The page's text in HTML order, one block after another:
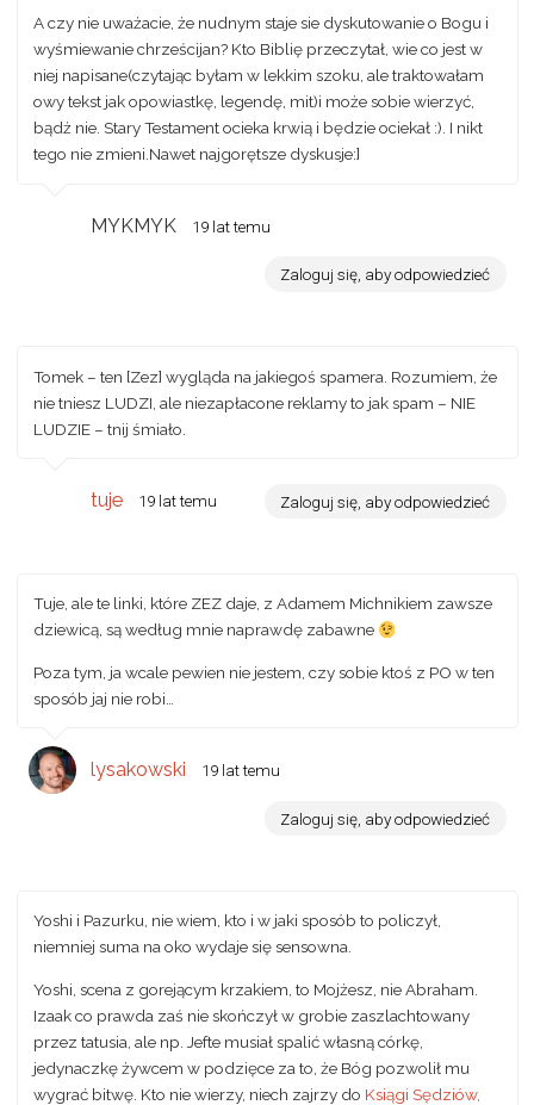
A czy nie uważacie, że nudnym staje sie dyskutowanie o Bogu i
wyśmiewanie chrześcijan? Kto Biblię przeczytał, wie co jest w
niej napisane(czytając byłam w lekkim szoku, ale traktowałam
owy tekst jak opowiastkę, legendę, mit)i może sobie wierzyć,
bądż nie. Stary Testament ocieka krwią i będzie ociekał :). I nikt
tego nie zmieni.Nawet najgorętsze dyskusje:]
MYKMYK 19 lat temu
Zaloguj się, aby odpowiedzieć
Tomek – ten [Zez] wygląda na jakiegoś spamera. Rozumiem, że
nie tniesz LUDZI, ale niezapłacone reklamy to jak spam – NIE
LUDZIE – tnij śmiało.
tuje 19 lat temu Zaloguj się, aby odpowiedzieć
Tuje, ale te linki, które ZEZ daje, z Adamem Michnikiem zawsze
dziewicą, są według mnie naprawdę zabawne
Poza tym, ja wcale pewien nie jestem, czy sobie ktoś z PO w ten
sposób jaj nie robi…
lysakowski 19 lat temu
Zaloguj się, aby odpowiedzieć
Yoshi i Pazurku, nie wiem, kto i w jaki sposób to policzył,
niemniej suma na oko wydaje się sensowna.
Yoshi, scena z gorejącym krzakiem, to Mojżesz, nie Abraham.
Izaak co prawda zaś nie skończył w grobie zaszlachtowany
przez tatusia, ale np. Jefte musiał spalić własną córkę,
jedynaczkę żywcem w podzięce za to, że Bóg pozwolił mu
wygrać bitwę. Kto nie wierzy, niech zajrzy do Ksiągi Sędziów,